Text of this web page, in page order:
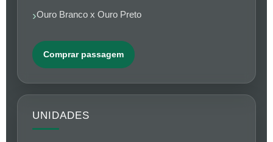
Ouro Branco x Ouro Preto
Comprar passagem
UNIDADES